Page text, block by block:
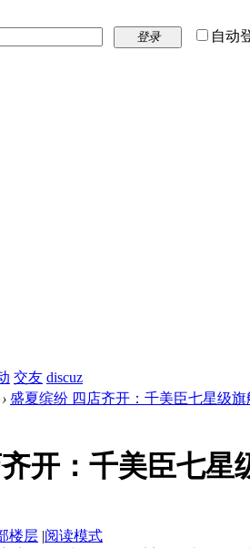
登录 自动
交友 discuz
› 盛夏缤纷 四店齐开：千美臣七星级
开：千美臣七
楼层 |阅读模式